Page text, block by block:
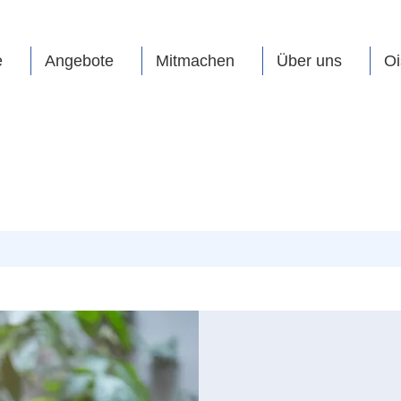
Angebote Mitmachen Über uns